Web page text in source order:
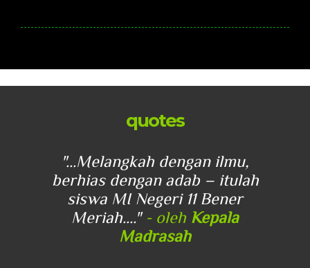
quotes
"...Melangkah dengan ilmu,
berhias dengan adab – itulah
siswa MI Negeri 11 Bener
Meriah...." - oleh Kepala
Madrasah